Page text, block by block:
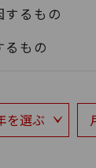
るもの
るもの